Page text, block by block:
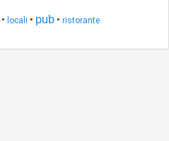
• locali • pub • ristorante